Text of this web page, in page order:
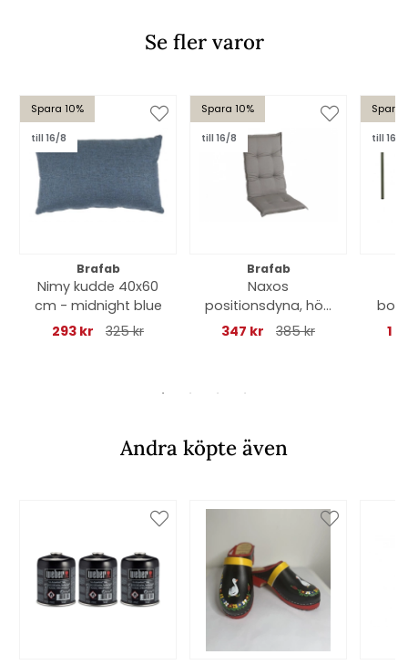
Se fler varor
Spara 10%
till 16/8
Brafab
Nimy kudde 40x60
cm - midnight blue
293 kr
325 kr
Spara 10%
till 16/8
Brafab
Naxos
positionsdyna, hög
- beige
347 kr 385 kr
Spara
till 16/8
1
Andra köpte även